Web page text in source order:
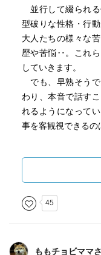
並行して綴られる
型破りな性格・行
大人たちの様々な
歴や苦悩‥。これ
していきます。
でも、早熟そうで
わり、本音で話す
れるようになって
事を客観視できるの
思いますが、関わ
頭が〝おばさん〟
リフも多いです。
シリーズ化で4作
題材は陰鬱になり
45
ももチョビママ